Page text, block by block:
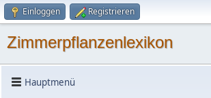
Einloggen Registrieren
Zimmerpflanzenlexikon
Hauptmenü